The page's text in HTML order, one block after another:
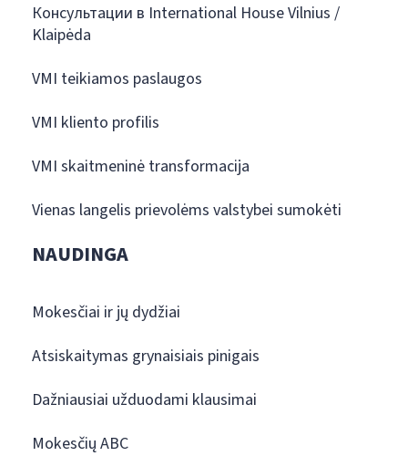
Консультации в International House Vilnius /
Klaipėda
VMI teikiamos paslaugos
VMI kliento profilis
VMI skaitmeninė transformacija
Vienas langelis prievolėms valstybei sumokėti
NAUDINGA
Mokesčiai ir jų dydžiai
Atsiskaitymas grynaisiais pinigais
Dažniausiai užduodami klausimai
Mokesčių ABC